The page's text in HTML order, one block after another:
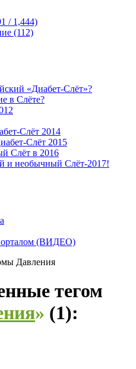
/ 1,444)
(112)
«Диабет-Слёт»?
в Слёте?
Слёт 2014
Слёт 2015
Слёт в 2016
и необычный Слёт-2017!
(ВИДЕО)
Давления
тегом
» (1):